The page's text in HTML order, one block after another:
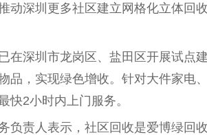
动深圳更多社区建立网格化立体回
在深圳市龙岗区、盐田区开展试点
品，实现绿色增收。针对大件家电
快2小时内上门服务。
负责人表示，社区回收是爱博绿回